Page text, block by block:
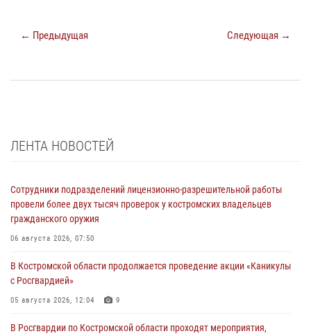
← Предыдущая Следующая →
ЛЕНТА НОВОСТЕЙ
Сотрудники подразделений лицензионно-разрешительной работы
провели более двух тысяч проверок у костромских владельцев
гражданского оружия
06 августа 2026, 07:50
В Костромской области продолжается проведение акции «Каникулы
с Росгвардией»
05 августа 2026, 12:04 9
В Росгвардии по Костромской области проходят мероприятия,